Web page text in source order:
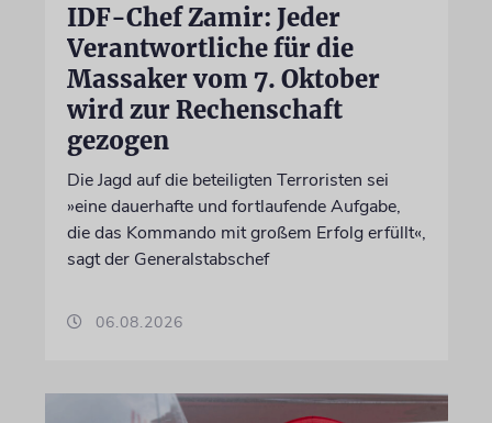
IDF-Chef Zamir: Jeder
Verantwortliche für die
Massaker vom 7. Oktober
wird zur Rechenschaft
gezogen
Die Jagd auf die beteiligten Terroristen sei
»eine dauerhafte und fortlaufende Aufgabe,
die das Kommando mit großem Erfolg erfüllt«,
sagt der Generalstabschef
06.08.2026